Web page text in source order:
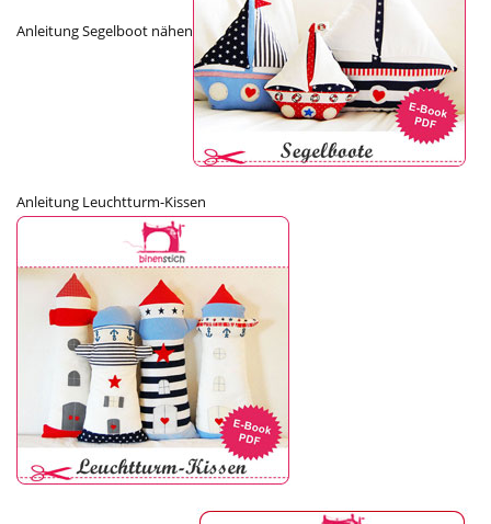
Anleitung Segelboot nähen
Anleitung Leuchtturm-Kissen